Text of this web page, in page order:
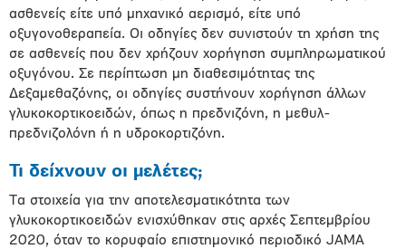
ασθενείς είτε υπό μηχανικό αερισμό, είτε υπό
οξυγονοθεραπεία. Οι οδηγίες δεν συνιστούν τη χρήση της
σε ασθενείς που δεν χρήζουν χορήγηση συμπληρωματικού
οξυγόνου. Σε περίπτωση μη διαθεσιμότητας της
Δεξαμεθαζόνης, οι οδηγίες συστήνουν χορήγηση άλλων
γλυκοκορτικοειδών, όπως η πρεδνιζόνη, η μεθυλ-
πρεδνιζολόνη ή η υδροκορτιζόνη.
Τι δείχνουν οι μελέτες;
Τα στοιχεία για την αποτελεσματικότητα των
γλυκοκορτικοειδών ενισχύθηκαν στις αρχές Σεπτεμβρίου
2020, όταν το κορυφαίο επιστημονικό περιοδικό JAMA